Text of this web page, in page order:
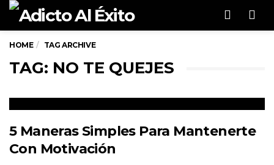
HOME TAG ARCHIVE
TAG: NO TE QUEJES
5 Maneras Simples Para Mantenerte
Con Motivación